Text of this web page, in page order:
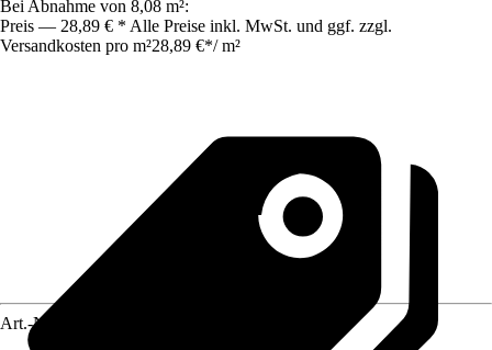
Bei Abnahme von 8,08 m²:
Preis — 28,89 € * Alle Preise inkl. MwSt. und ggf. zzgl.
Versandkosten pro m²28,89 €*/ m²
Art.-Nr.